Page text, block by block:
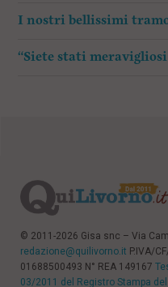
I nostri bellissimi
“Siete stati
© 2011-2026 Gisa snc – Via
redazione@quilivorno.it P.IVA/
01688500493 N° REA 149167
03/2011 del Registro Stampa